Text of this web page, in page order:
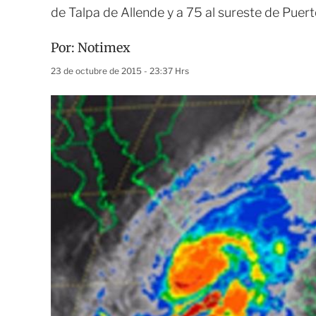
de Talpa de Allende y a 75 al sureste de
Por: Notimex
23 de octubre de 2015 - 23:37 Hrs